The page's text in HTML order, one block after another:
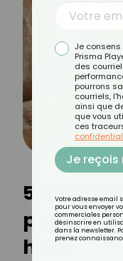
5
plein de
hiver
Je
Prisma
des
pourrons
courriels,
ainsi que
que vous
ces
Je reçois
Votre adresse email
pour vous envoyer
commerciales
désinscrire en
dans la newsletter.
prenez